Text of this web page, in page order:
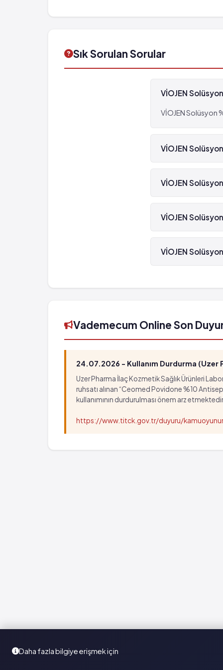
Sık Sorulan Sorular
VİOJEN
VİOJEN Solüsyon
VİOJEN
Hayır, VİOJEN
VİOJEN
VİOJEN Solüsyon
VİOJEN
VİOJEN Solüsyon
VİOJEN
Vademecum Online Son
24.07.2026 - Kullanım Durdurma (Uzer
Uzer Pharma İlaç Kozmetik Sağlık Ürünleri
ruhsatı alınan “Ceomed Povidone %10
kullanımının durdurulması önem arz
https://www.titck.gov.tr/duyuru/
Daha fazla bilgiye erişmek için